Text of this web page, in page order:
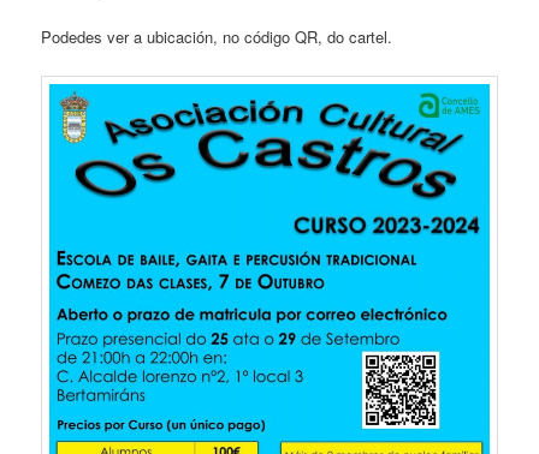
Podedes ver a ubicación, no código QR, do cartel.